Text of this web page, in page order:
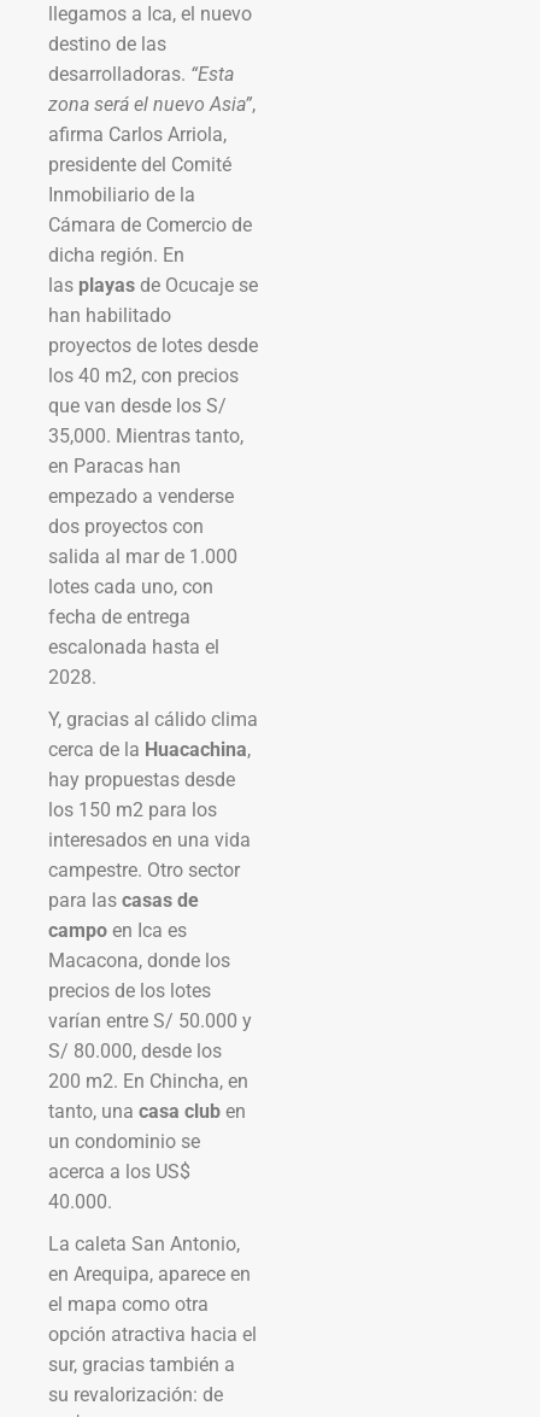
llegamos a Ica, el nuevo
destino de las
desarrolladoras. “Esta
zona será el nuevo Asia”,
afirma Carlos Arriola,
presidente del Comité
Inmobiliario de la
Cámara de Comercio de
dicha región. En
las playas de Ocucaje se
han habilitado
proyectos de lotes desde
los 40 m2, con precios
que van desde los S/
35,000. Mientras tanto,
en Paracas han
empezado a venderse
dos proyectos con
salida al mar de 1.000
lotes cada uno, con
fecha de entrega
escalonada hasta el
2028.
Y, gracias al cálido clima
cerca de la Huacachina,
hay propuestas desde
los 150 m2 para los
interesados en una vida
campestre. Otro sector
para las casas de
campo en Ica es
Macacona, donde los
precios de los lotes
varían entre S/ 50.000 y
S/ 80.000, desde los
200 m2. En Chincha, en
tanto, una casa club en
un condominio se
acerca a los US$
40.000.
La caleta San Antonio,
en Arequipa, aparece en
el mapa como otra
opción atractiva hacia el
sur, gracias también a
su revalorización: de